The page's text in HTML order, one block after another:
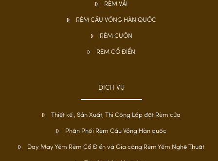
RÈM VẢI
RÈM CẦU VỒNG HÀN QUỐC
RÈM CUỐN
RÈM CỔ ĐIỂN
DỊCH VỤ
Thiết kế , Sản Xuất, Thi Công Lắp đặt Rèm cửa
Phân Phối Rèm Cầu Vồng Hàn quốc
Dạy May Yếm Rèm Cổ Điển và Gia công Rèm Yếm Nghệ Thuật